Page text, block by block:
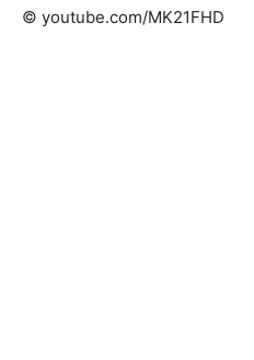
© youtube.com/MK21FHD